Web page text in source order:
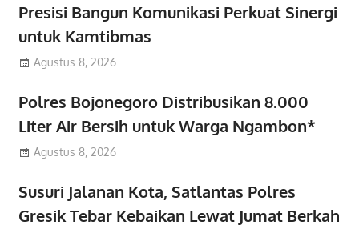
Presisi Bangun Komunikasi Perkuat Sinergi
untuk Kamtibmas
Agustus 8, 2026
Polres Bojonegoro Distribusikan 8.000
Liter Air Bersih untuk Warga Ngambon*
Agustus 8, 2026
Susuri Jalanan Kota, Satlantas Polres
Gresik Tebar Kebaikan Lewat Jumat Berkah